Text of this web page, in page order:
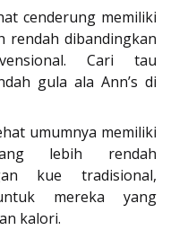
cenderung memiliki
rendah dibandingkan
Cari tau
gula ala Ann’s di
umumnya memiliki
lebih rendah
kue tradisional,
mereka yang
kalori.